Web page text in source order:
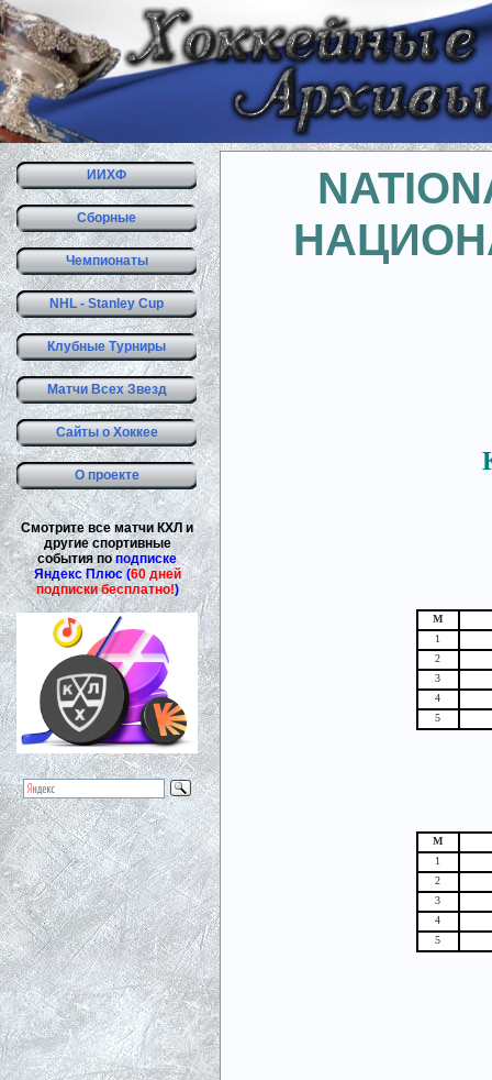
ИИХФ
Сборные
Чемпионаты
NHL - Stanley Cup
Клубные Турниры
Матчи Всех Звезд
Сайты о Хоккее
О проекте
Смотрите все матчи КХЛ и
другие спортивные
события поподписке
Яндекс Плюс (60 дней
подписки бесплатно!)
М
1
2
3
4
5
М
1
2
3
4
5